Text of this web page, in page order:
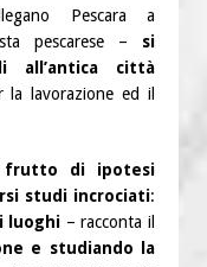
Pescara a
pescarese – si
all’antica città
la lavorazione ed il
frutto di ipotesi
studi incrociati:
luoghi – racconta il
e studiando la